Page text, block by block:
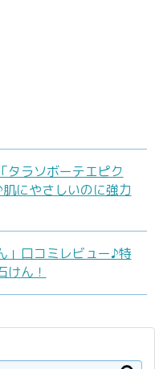
タラソボーテエピク
にやさしいのに強力
」口コミレビュー♪特
けん！